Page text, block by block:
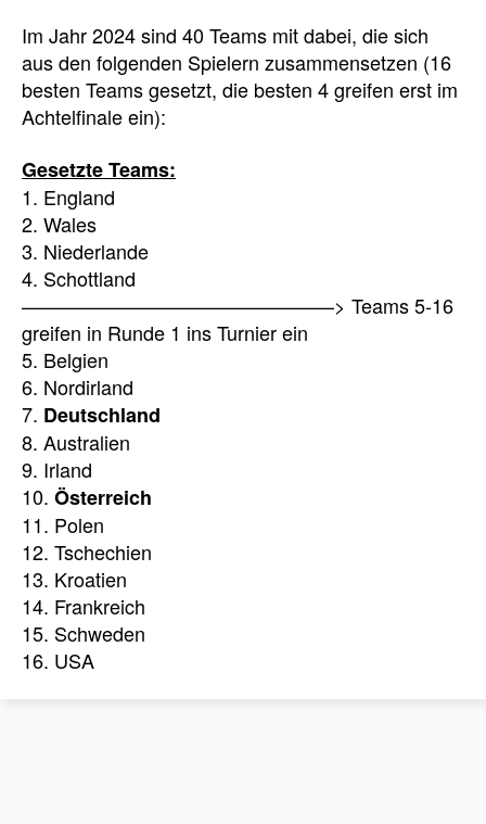
Im Jahr 2024 sind 40 Teams mit dabei, die sich
aus den folgenden Spielern zusammensetzen (16
besten Teams gesetzt, die besten 4 greifen erst im
Achtelfinale ein):
Gesetzte Teams:
1. England
2. Wales
3. Niederlande
4. Schottland
————————————————> Teams 5-16
greifen in Runde 1 ins Turnier ein
5. Belgien
6. Nordirland
7. Deutschland
8. Australien
9. Irland
10. Österreich
11. Polen
12. Tschechien
13. Kroatien
14. Frankreich
15. Schweden
16. USA